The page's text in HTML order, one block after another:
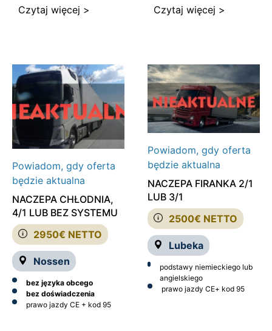
Czytaj więcej > Czytaj więcej >
Powiadom, gdy oferta
będzie aktualna
2950€ NETTO
Nossen
NACZEPA CHŁODNIA,
4/1 LUB BEZ SYSTEMU
bez języka obcego
bez doświadczenia
prawo jazdy CE + kod 95
Powiadom, gdy oferta
będzie aktualna
2500€ NETTO
Lubeka
NACZEPA FIRANKA 2/1
LUB 3/1
podstawy niemieckiego lub
angielskiego
prawo jazdy CE+ kod 95